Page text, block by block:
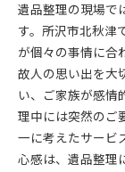
遺品整理の現場で
す。所沢市北秋津
が個々の事情に合
故人の思い出を大
い、ご家族が感情
理中には突然のご
一に考えたサービ
心感は、遺品整理